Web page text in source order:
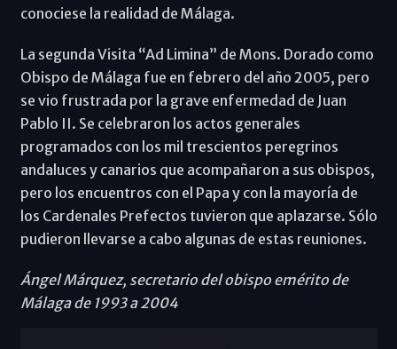
conociese la realidad de Málaga.
La segunda Visita “Ad Limina” de Mons. Dorado como
Obispo de Málaga fue en febrero del año 2005, pero
se vio frustrada por la grave enfermedad de Juan
Pablo II. Se celebraron los actos generales
programados con los mil trescientos peregrinos
andaluces y canarios que acompañaron a sus obispos,
pero los encuentros con el Papa y con la mayoría de
los Cardenales Prefectos tuvieron que aplazarse. Sólo
pudieron llevarse a cabo algunas de estas reuniones.
Ángel Márquez, secretario del obispo emérito de
Málaga de 1993 a 2004